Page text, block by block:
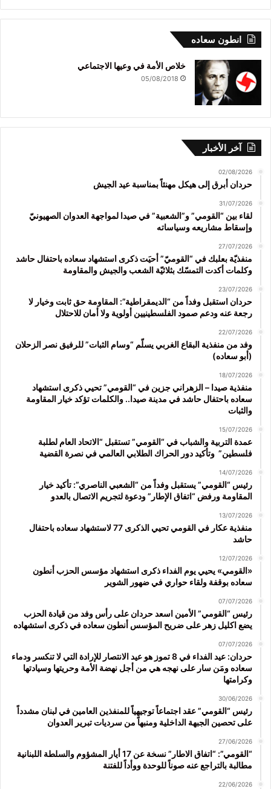
انطون سعاده
خلاص الأمة في وعيها الاجتماعي
05/08/2018
آخر الأخبار
02/08/2026
حردان أبرق إلى هيكل مهنئاً بمناسبة عيد الجيش
31/07/2026
لقاء بين “القومي” و”الشعبية” في صيدا لمواجهة العدوان الصهيونيّ
وإسقاط مشاريعه وسياساته
27/07/2026
منفذيّة بعلبك في “القوميّ” أحيَت ذكرى استشهاد سعاده باحتفال حاشد
وكلمات أكدت التمسّك بثلاثيّة الشعب والجيش والمقاومة
23/07/2026
حردان استقبل وفداً من “الديمقراطية”: المقاومة حق ثابت وخيار لا
رجعة عنه ودعم صمود الفلسطينيين أولوية ولا أمان للاحتلال
22/07/2026
وفد من منفذية البقاع الغربي يسلّم “وسام الثبات” للرفيق نصر الزحلان
(أبو سعاده)
18/07/2026
منفذية صيدا – الزهراني جزين في “القومي” تحيي ذكرى استشهاد
سعاده باحتفال حاشد في مدينة صيدا.. والكلمات تؤكد خيار المقاومة
والثبات
15/07/2026
عمدة التربية والشباب في “القومي” تستقبل “الاتحاد العام لطلبة
فلسطين” وتأكيد دور الحراك الطلابي العالمي في نصرة القضية
14/07/2026
رئيس “القومي” يستقبل وفداً من “الشعبي الناصري”: تأكيد خيار
المقاومة ورفض “اتفاق الإطار” ودعوة لتجريم الاتصال بالعدو
13/07/2026
منفذية عكار في القومي تحيي الذكرى 77 لاستشهاد سعاده باحتفال
حاشد
12/07/2026
«القومي» يحيي يوم الفداء ذكرى استشهاد مؤسس الحزب أنطون
سعاده بوقفة ولقاء حواري في ضهور الشوير
07/07/2026
رئيس “القومي” الأمين اسعد حردان على رأس وفد من قيادة الحزب
يضع اكليل زهر على ضريح المؤسس أنطون سعاده في ذكرى استشهاده
07/07/2026
حردان: عيد الفداء في 8 تموز هو عيد الانتصار للإرادة التي لا تنكسر ودماء
سعاده ومَن سار على نهجه هي من أجل نهضة الأمة وحريتها وسيادتها
وكرامتها
30/06/2026
رئيس “القومي” عقد اجتماعاً توجيهياً للمنفذين العامين في لبنان مشدداً
على تحصين الجبهة الداخلية ومنبهاً من سرديات تبرير العدوان
27/06/2026
“القومي”: “اتفاق الاطار” نسخة عن 17 أيار المشؤوم والسلطة اللبنانية
مطالبة بالتراجع عنه صوناً للوحدة ووأداً للفتنة
22/06/2026